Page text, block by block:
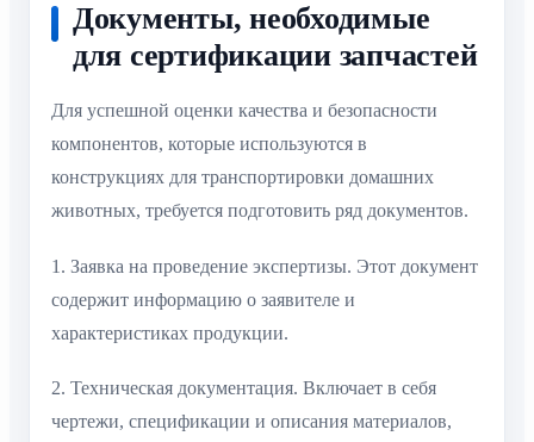
Документы, необходимые
для сертификации запчастей
Для успешной оценки качества и безопасности
компонентов, которые используются в
конструкциях для транспортировки домашних
животных, требуется подготовить ряд документов.
1. Заявка на проведение экспертизы. Этот документ
содержит информацию о заявителе и
характеристиках продукции.
2. Техническая документация. Включает в себя
чертежи, спецификации и описания материалов,